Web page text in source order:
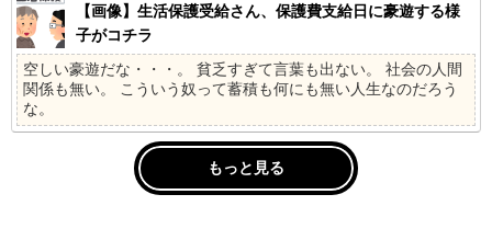
【画像】生活保護受給さん、保護費支給日に豪遊する様
子がコチラ
空しい豪遊だな・・・。 貧乏すぎて言葉も出ない。 社会の人間
関係も無い。 こういう奴って蓄積も何にも無い人生なのだろう
な。
もっと見る